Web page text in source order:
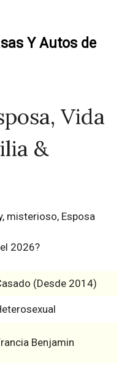
Y Autos de
Vida
&
misterioso, Esposa
2026?
(Desde 2014)
Benjamin